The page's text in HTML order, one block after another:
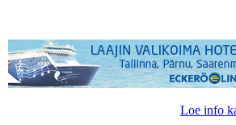
Loe info